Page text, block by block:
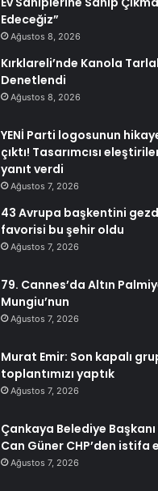
Edeceğiz”
Ağustos 8, 2026
Kırklareli’nde Kanola
Denetlendi
Ağustos 8, 2026
YENİ Parti logosunun
çıktı! Tasarımcısı
yanıt verdi
Ağustos 7, 2026
43 Avrupa başkentini
favorisi bu şehir oldu
Ağustos 7, 2026
79. Cannes’da Altın
Mungiu’nun
Ağustos 7, 2026
Murat Emir: Son kapalı
toplantımızı yaptık
Ağustos 7, 2026
Çankaya Belediye
Can Güner CHP’den istifa
Ağustos 7, 2026